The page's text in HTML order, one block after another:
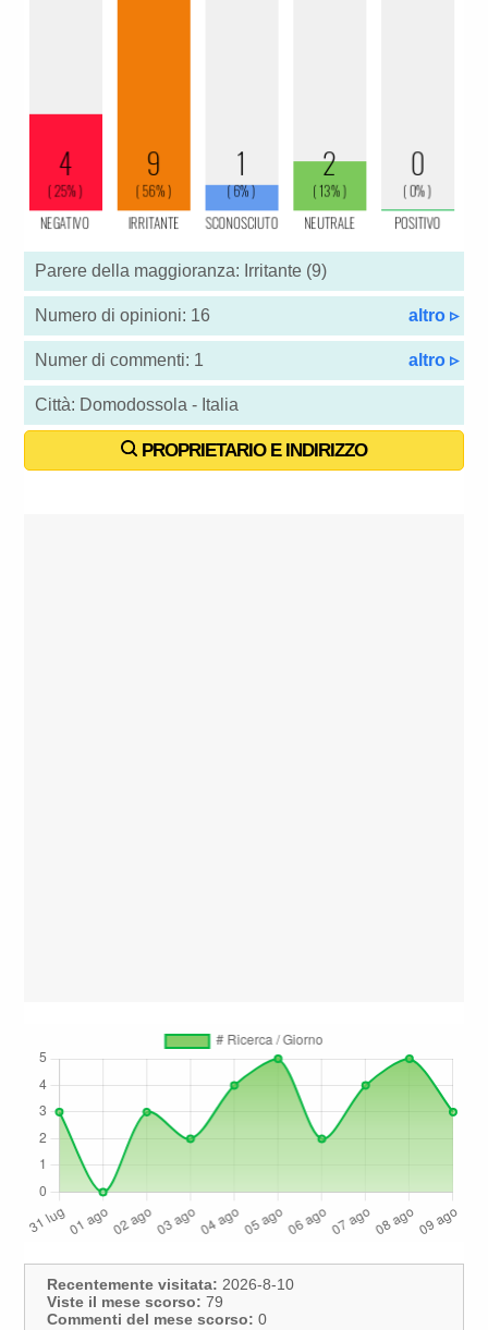
Parere della maggioranza: Irritante (9)
Numero di opinioni: 16 altro ▹
Numer di commenti: 1 altro ▹
Città: Domodossola - Italia
PROPRIETARIO E INDIRIZZO
Recentemente visitata: 2026-8-10
Viste il mese scorso: 79
Commenti del mese scorso: 0